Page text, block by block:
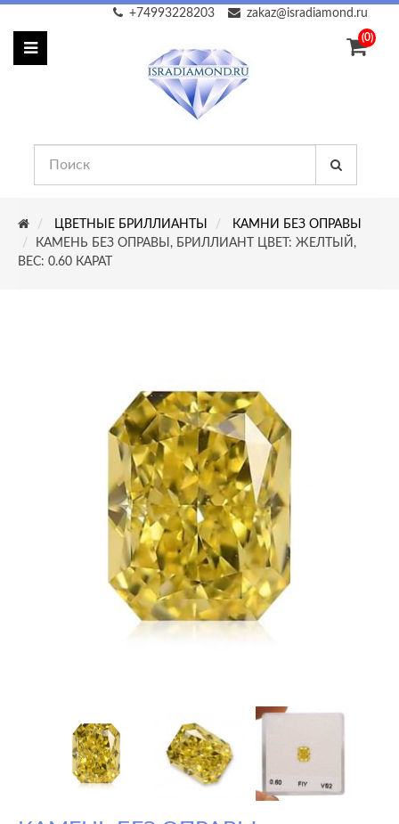
zakaz@isradiamond.ru
+74993228203
(0)
ЦВЕТНЫЕ БРИЛЛИАНТЫ
КАМНИ БЕЗ ОПРАВЫ
КАМЕНЬ БЕЗ ОПРАВЫ, БРИЛЛИАНТ ЦВЕТ: ЖЕЛТЫЙ,
ВЕС: 0.60 КАРАТ